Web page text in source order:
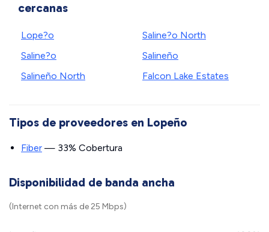
cercanas
Lope?o
Saline?o
Salineño North
Saline?o North
Salineño
Falcon Lake Estates
Tipos de proveedores en Lopeño
Fiber — 33% Cobertura
Disponibilidad de banda ancha
(Internet con más de 25 Mbps)